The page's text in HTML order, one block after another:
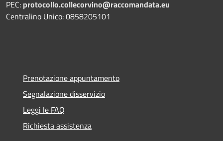
PEC: protocollo.collecorvino@raccomandata.eu
Centralino Unico: 0858205101
Prenotazione appuntamento
Segnalazione disservizio
Leggi le FAQ
Richiesta assistenza